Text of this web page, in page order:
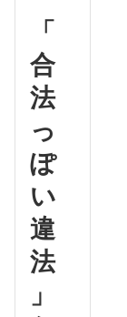
「
合
法
っ
ぽ
い
違
法
」